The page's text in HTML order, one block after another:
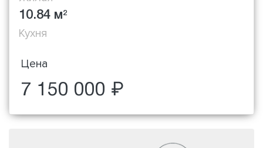
10.84 м2
Кухня
Цена
7 150 000 ₽